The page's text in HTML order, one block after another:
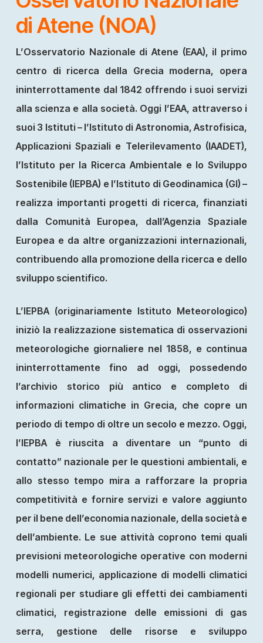
di Atene (NOA)
L’Osservatorio Nazionale di Atene (EAA), il primo
centro di ricerca della Grecia moderna, opera
ininterrottamente dal 1842 offrendo i suoi servizi
alla scienza e alla società. Oggi l’EAA, attraverso i
suoi 3 Istituti – l’Istituto di Astronomia, Astrofisica,
Applicazioni Spaziali e Telerilevamento (IAADET),
l’Istituto per la Ricerca Ambientale e lo Sviluppo
Sostenibile (IEPBA) e l’Istituto di Geodinamica (GI) –
realizza importanti progetti di ricerca, finanziati
dalla Comunità Europea, dall’Agenzia Spaziale
Europea e da altre organizzazioni internazionali,
contribuendo alla promozione della ricerca e dello
sviluppo scientifico.
L’IEPBA (originariamente Istituto Meteorologico)
iniziò la realizzazione sistematica di osservazioni
meteorologiche giornaliere nel 1858, e continua
ininterrottamente fino ad oggi, possedendo
l’archivio storico più antico e completo di
informazioni climatiche in Grecia, che copre un
periodo di tempo di oltre un secolo e mezzo. Oggi,
l’IEPBA è riuscita a diventare un “punto di
contatto” nazionale per le questioni ambientali, e
allo stesso tempo mira a rafforzare la propria
competitività e fornire servizi e valore aggiunto
per il bene dell’economia nazionale, della società e
dell’ambiente. Le sue attività coprono temi quali
previsioni meteorologiche operative con moderni
modelli numerici, applicazione di modelli climatici
regionali per studiare gli effetti dei cambiamenti
climatici, registrazione delle emissioni di gas
serra, gestione delle risorse e sviluppo